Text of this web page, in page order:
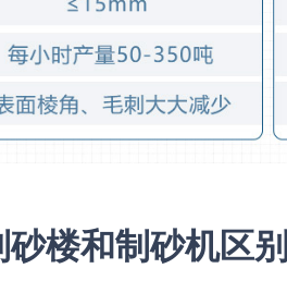
砂楼和制砂机区别